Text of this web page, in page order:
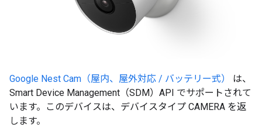
Google Nest Cam（屋内、屋外対応 / バッテリー式）
は、
Smart Device Management（SDM）API でサポートされて
います。このデバイスは、デバイスタイプ CAMERA を返
します。